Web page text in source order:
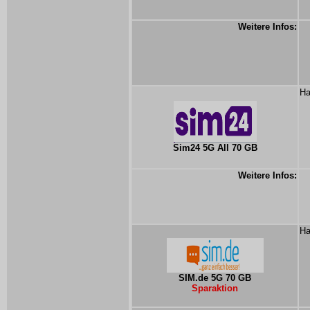
Weitere Infos:
Sim24 5G All 70 GB
Weitere Infos:
SIM.de 5G 70 GB
Sparaktion